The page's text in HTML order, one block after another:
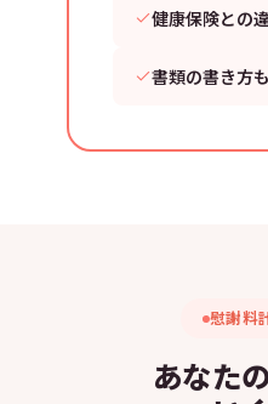
健康保険との
書類の書き方
慰謝料
あなた